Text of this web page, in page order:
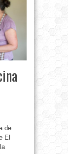
de
El